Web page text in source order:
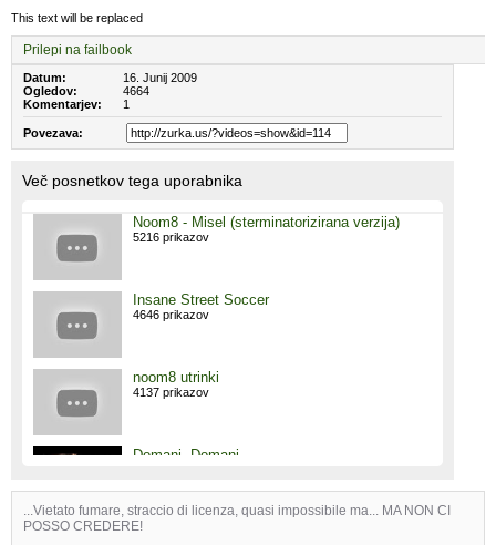
This text will be replaced
Prilepi na failbook
Datum:
16. Junij 2009
Ogledov:
4664
Komentarjev:
1
Povezava:
Več posnetkov tega uporabnika
Noom8 - Misel (sterminatorizirana verzija)
5216 prikazov
Insane Street Soccer
4646 prikazov
noom8 utrinki
4137 prikazov
Domani, Domani
Karnivool - Set fire to the hive(drums cover)
...Vietato fumare, straccio di licenza, quasi impossibile ma... MA NON CI
POSSO CREDERE!